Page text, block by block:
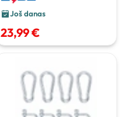
Još danas
23,99 €